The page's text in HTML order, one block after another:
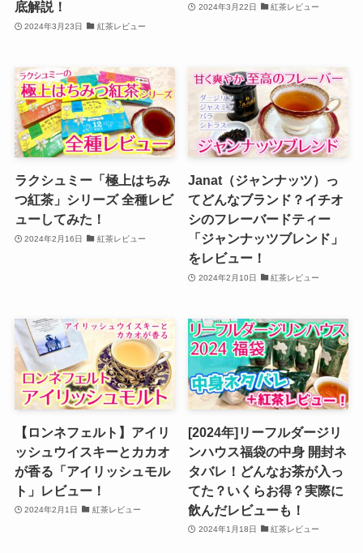
底解説！
2024年3月23日 紅茶レビュー
2024年3月22日 紅茶レビュー
ラクシュミー「極上はちみ
つ紅茶」シリーズ 全種レビ
ューしてみた！
2024年2月16日 紅茶レビュー
Janat（ジャンナッツ）っ
てどんなブランド？イチオ
シのフレーバードティー
「ジャンナッツブレンド」
をレビュー！
2024年2月10日 紅茶レビュー
【ロンネフェルト】アイリ
ッシュウイスキーとカカオ
が香る「アイリッシュモル
ト」レビュー！
2024年2月1日 紅茶レビュー
[2024年]リーフルダージリ
ンハウス福袋の中身 開封ネ
タバレ！どんなお茶が入っ
てた？いくらお得？実際に
飲んだレビューも！
2024年1月18日 紅茶レビュー